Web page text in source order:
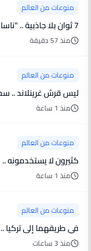
منوعات من العالم
7 ثوان بلا جاذبية .. "ناسا" تحسم جدل "كارثة الأربعاء"
منذ 57 دقيقة
منوعات من العالم
ليس قرش غرينلاند .. سمكة تعيش 400 عام
منذ 1 ساعة
منوعات من العالم
كثيرون لا يستخدمونه .. زر في "ريموت" المكيف يقلل استهلاك الكهرباء
منذ 1 ساعة
منوعات من العالم
في طريقهما إلى تركيا .. زوج ينسى زوجته ويواصل الرحلة
منذ 3 ساعات